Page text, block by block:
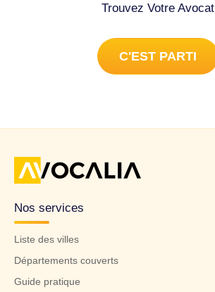
Trouvez Votre Avocat
C'EST PARTI
Nos services
Liste des villes
Départements couverts
Guide pratique